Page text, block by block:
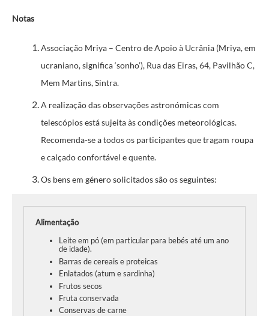
Notas
Associação Mriya – Centro de Apoio à Ucrânia (Mriya, em
ucraniano, significa ‘sonho’), Rua das Eiras, 64, Pavilhão C,
Mem Martins, Sintra.
A realização das observações astronómicas com
telescópios está sujeita às condições meteorológicas.
Recomenda-se a todos os participantes que tragam roupa
e calçado confortável e quente.
Os bens em género solicitados são os seguintes:
Alimentação
Leite em pó (em particular para bebés até um ano
de idade).
Barras de cereais e proteicas
Enlatados (atum e sardinha)
Frutos secos
Fruta conservada
Conservas de carne